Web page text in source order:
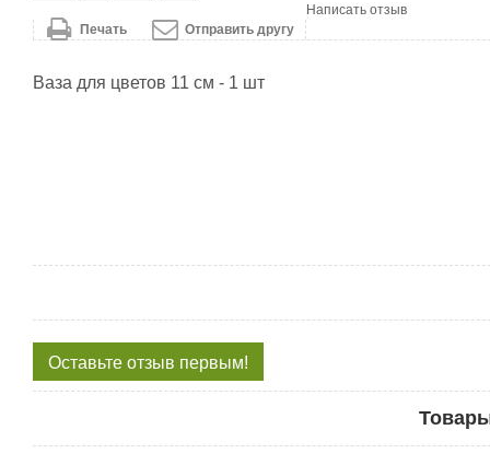
Отправить другу
Печать
Написать отзыв
Ваза для цветов 11 см - 1 шт
Оставьте отзыв первым!